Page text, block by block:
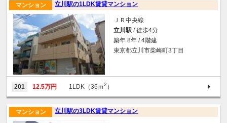
立川駅の1LDK賃貸マンション
マンション
ＪＲ中央線
立川駅 / 徒歩4分
築年 8年 / 4階建
東京都立川市柴崎町3丁目
201 12.5万円 1LDK（36ｍ2 ）
立川駅の3LDK賃貸マンション
マンション